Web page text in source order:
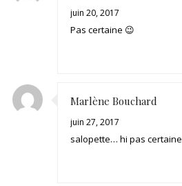
juin 20, 2017
Pas certaine 😉
Marlène Bouchard
juin 27, 2017
salopette… hi pas certaine